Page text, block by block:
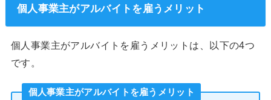
個人事業主がアルバイトを雇うメリット
個人事業主がアルバイトを雇うメリットは、以下の4つ
です。
個人事業主がアルバイトを雇うメリット